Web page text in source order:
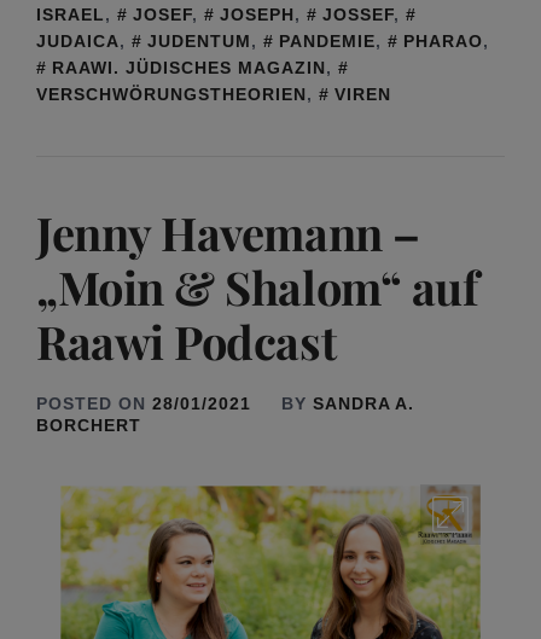
ISRAEL, JOSEF, JOSEPH, JOSSEF,
JUDAICA, JUDENTUM, PANDEMIE, PHARAO,
RAAWI. JÜDISCHES MAGAZIN,
VERSCHWÖRUNGSTHEORIEN, VIREN
Jenny Havemann –
„Moin & Shalom“ auf
Raawi Podcast
POSTED ON 28/01/2021 BY SANDRA A.
BORCHERT